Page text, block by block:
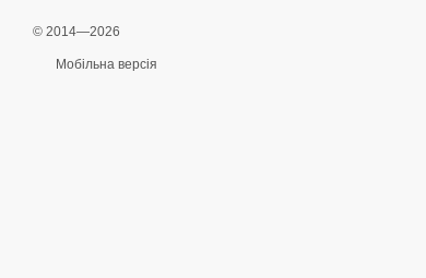
© 2014—2026
Мобільна версія